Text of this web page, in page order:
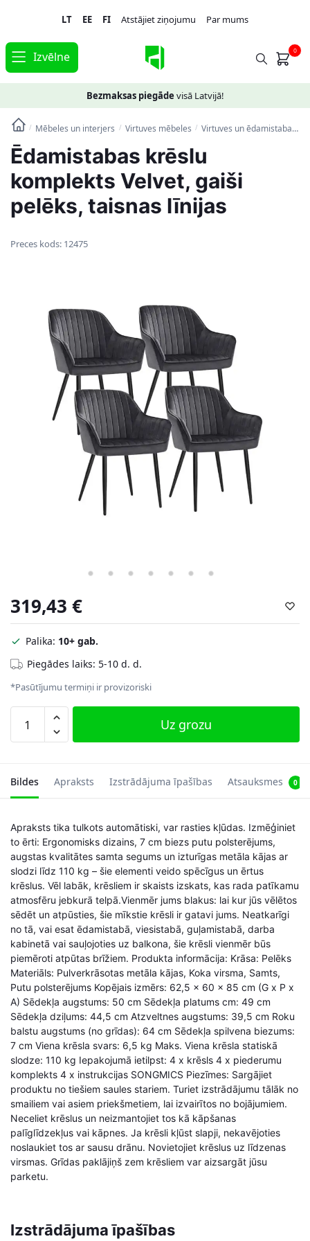
navigation
content
LT EE FI Atstājiet ziņojumu Par mums
Izvēlne 0
Bezmaksas piegāde visā Latvijā!
/ Mēbeles un interjers / Virtuves mēbeles / Virtuves un ēdamistabas krēsli
Ēdamistabas krēslu
komplekts Velvet, gaiši
pelēks, taisnas līnijas
Preces kods: 12475
319,43 €
Palika: 10+ gab.
Piegādes laiks: 5-10 d. d.
*Pasūtījumu termiņi ir provizoriski
Ēdamistabas
krēslu
gaiši
pelēks,
līnijas
daudzums
Uz grozu
Bildes Apraksts Izstrādājuma īpašības Atsauksmes 0
Apraksts tika tulkots automātiski, var rasties kļūdas. Izmēģiniet
to ērti: Ergonomisks dizains, 7 cm biezs putu polsterējums,
augstas kvalitātes samta segums un izturīgas metāla kājas ar
slodzi līdz 110 kg – šie elementi veido spēcīgus un ērtus
krēslus. Vēl labāk, krēsliem ir skaists izskats, kas rada patīkamu
atmosfēru jebkurā telpā.Vienmēr jums blakus: lai kur jūs vēlētos
sēdēt un atpūsties, šie mīkstie krēsli ir gatavi jums. Neatkarīgi
no tā, vai esat ēdamistabā, viesistabā, guļamistabā, darba
kabinetā vai sauļojoties uz balkona, šie krēsli vienmēr būs
piemēroti atpūtas brīžiem. Produkta informācija: Krāsa: Pelēks
Materiāls: Pulverkrāsotas metāla kājas, Koka virsma, Samts,
Putu polsterējums Kopējais izmērs: 62,5 x 60 x 85 cm (G x P x
A) Sēdekļa augstums: 50 cm Sēdekļa platums cm: 49 cm
Sēdekļa dziļums: 44,5 cm Atzveltnes augstums: 39,5 cm Roku
balstu augstums (no grīdas): 64 cm Sēdekļa spilvena biezums:
7 cm Viena krēsla svars: 6,5 kg Maks. Viena krēsla statiskā
slodze: 110 kg Iepakojumā ietilpst: 4 x krēsls 4 x piederumu
komplekts 4 x instrukcijas SONGMICS Piezīmes: Sargājiet
produktu no tiešiem saules stariem. Turiet izstrādājumu tālāk no
smailiem vai asiem priekšmetiem, lai izvairītos no bojājumiem.
Neceliet krēslus un neizmantojiet tos kā kāpšanas
palīglīdzekļus vai kāpnes. Ja krēsli kļūst slapji, nekavējoties
noslaukiet tos ar sausu drānu. Novietojiet krēslus uz līdzenas
virsmas. Grīdas paklājiņš zem krēsliem var aizsargāt jūsu
parketu.
Izstrādājuma īpašības